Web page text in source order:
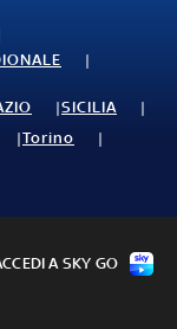
SICILIA
Torino
A SKY GO